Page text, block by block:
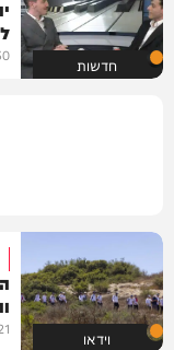
חדשות
וידאו